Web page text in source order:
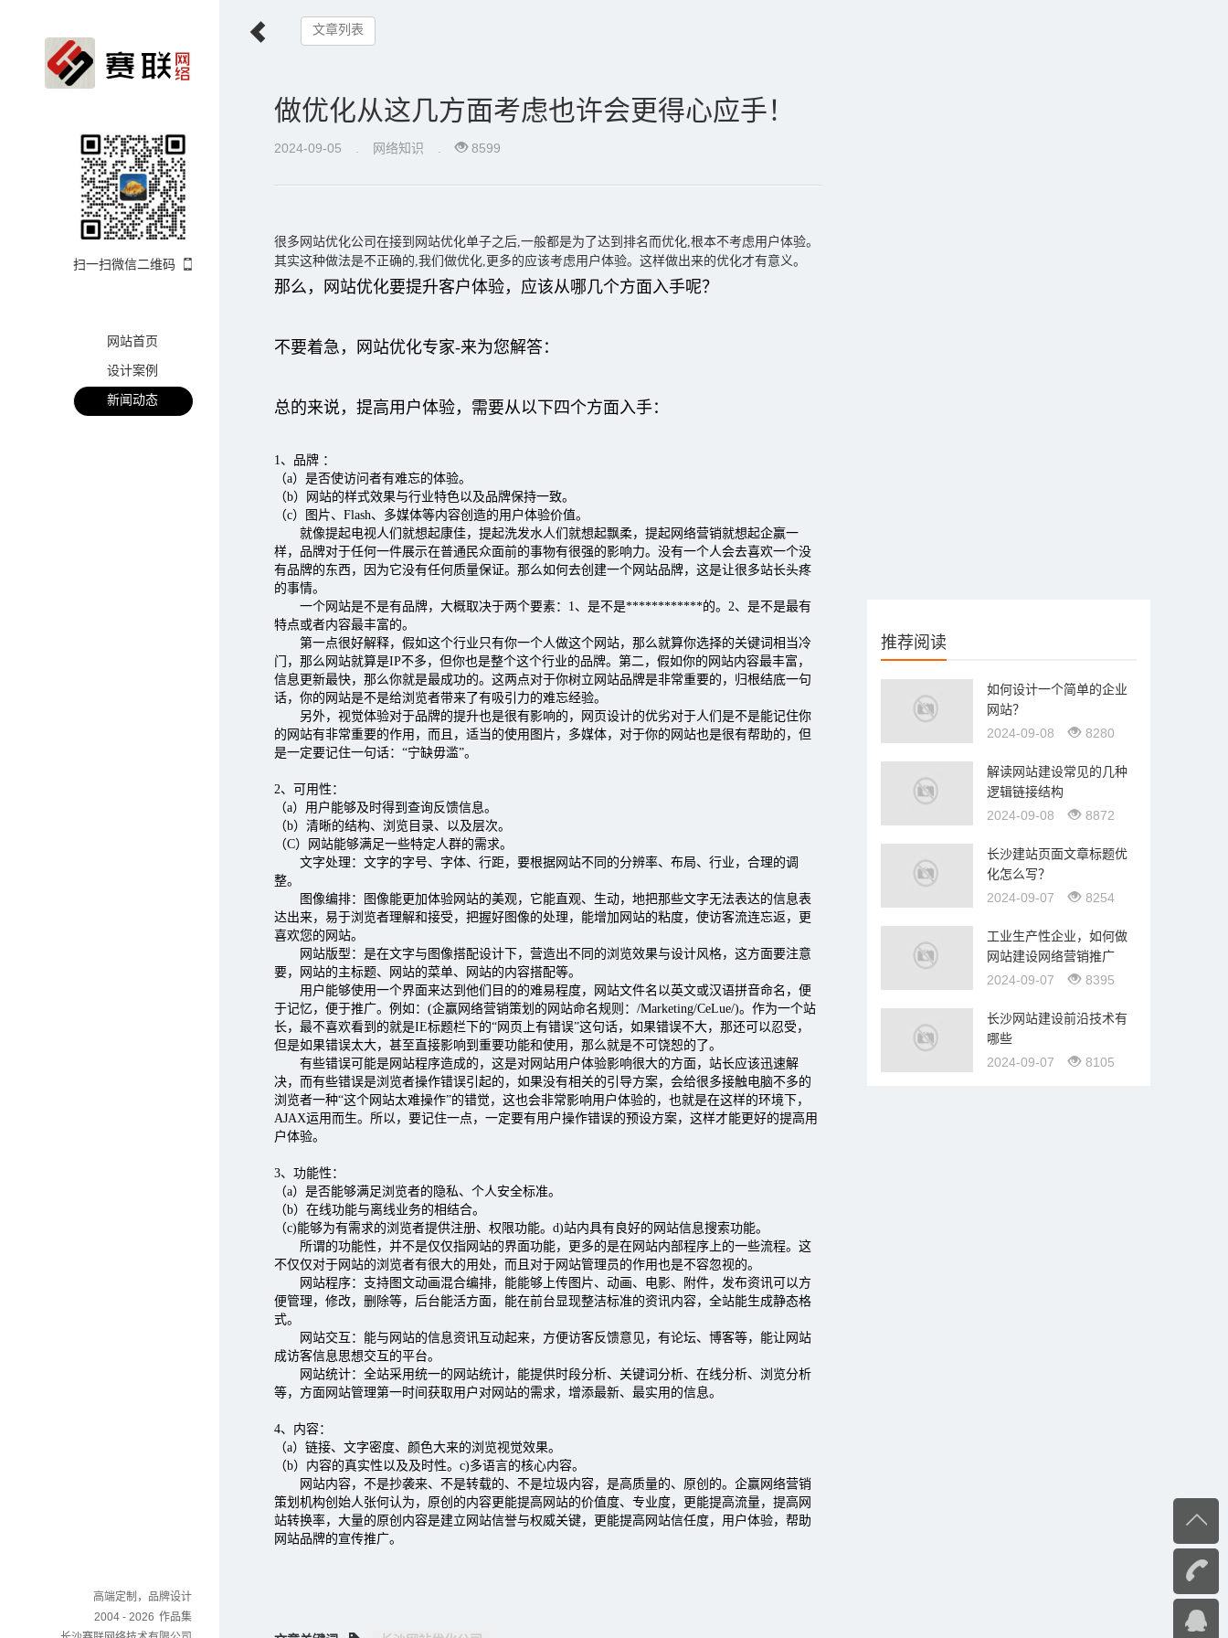
扫一扫微信二维码
网站首页
设计案例
新闻动态
高端定制，品牌设计
2004 - 2026 作品集
文章列表
做优化从这几方面考虑也许会更得心应手！
2024-09-05 网络知识 8599
很多 网站优化公司 在接到网站优化单子之后,一般都是为了达到排名而优化,根本不考虑用户体验。
其实这种做法是不正确的,我们做优化,更多的应该考虑用户体验。这样做出来的优化才有意义。
那么，网站优化要提升客户体验，应该从哪几个方面入手呢？
不要着急，网站优化专家-来为您解答：
总的来说，提高用户体验，需要从以下四个方面入手：
1、品牌 ：
（a）是否使访问者有难忘的体验。
（b）网站的样式效果与行业特色以及品牌保持一致。
（c）图片、Flash、多媒体等内容创造的用户体验价值。
就像提起电视人们就想起康佳，提起洗发水人们就想起飘柔，提起网络营销就想起企赢一
样，品牌对于任何一件展示在普通民众面前的事物有很强的影响力。没有一个人会去喜欢一个没
有品牌的东西，因为它没有任何质量保证。那么如何去创建一个网站品牌，这是让很多站长头疼
的事情。
一个网站是不是有品牌，大概取决于两个要素：1、是不是************的。2、是不是最有
特点或者内容最丰富的。
第一点很好解释，假如这个行业只有你一个人做这个网站，那么就算你选择的关键词相当冷
门，那么网站就算是IP不多，但你也是整个这个行业的品牌。第二，假如你的网站内容最丰富，
信息更新最快，那么你就是最成功的。这两点对于你树立网站品牌是非常重要的，归根结底一句
话，你的网站是不是给浏览者带来了有吸引力的难忘经验。
另外，视觉体验对于品牌的提升也是很有影响的，网页设计的优劣对于人们是不是能记住你
的网站有非常重要的作用，而且，适当的使用图片，多媒体，对于你的网站也是很有帮助的，但
是一定要记住一句话：“宁缺毋滥”。
2、可用性：
（a）用户能够及时得到查询反馈信息。
（b）清晰的结构、浏览目录、以及层次。
（C）网站能够满足一些特定人群的需求。
文字处理：文字的字号、字体、行距，要根据网站不同的分辨率、布局、行业，合理的调
整。
图像编排：图像能更加体验网站的美观，它能直观、生动，地把那些文字无法表达的信息表
达出来，易于浏览者理解和接受，把握好图像的处理，能增加网站的粘度，使访客流连忘返，更
喜欢您的网站。
网站版型：是在文字与图像搭配设计下，营造出不同的浏览效果与设计风格，这方面要注意
要，网站的主标题、网站的菜单、网站的内容搭配等。
用户能够使用一个界面来达到他们目的的难易程度，网站文件名以英文或汉语拼音命名，便
于记忆，便于推广。例如：(企赢网络营销策划的网站命名规则：/Marketing/CeLue/)。作为一个站
长，最不喜欢看到的就是IE标题栏下的“网页上有错误”这句话，如果错误不大，那还可以忍受，
但是如果错误太大，甚至直接影响到重要功能和使用，那么就是不可饶恕的了。
有些错误可能是网站程序造成的，这是对网站用户体验影响很大的方面，站长应该迅速解
决，而有些错误是浏览者操作错误引起的，如果没有相关的引导方案，会给很多接触电脑不多的
浏览者一种“这个网站太难操作”的错觉，这也会非常影响用户体验的，也就是在这样的环境下，
AJAX运用而生。所以，要记住一点，一定要有用户操作错误的预设方案，这样才能更好的提高用
户体验。
3、功能性：
（a）是否能够满足浏览者的隐私、个人安全标准。
（b）在线功能与离线业务的相结合。
（c)能够为有需求的浏览者提供注册、权限功能。d)站内具有良好的网站信息搜索功能。
所谓的功能性，并不是仅仅指网站的界面功能，更多的是在网站内部程序上的一些流程。这
不仅仅对于网站的浏览者有很大的用处，而且对于网站管理员的作用也是不容忽视的。
网站程序：支持图文动画混合编排，能能够上传图片、动画、电影、附件，发布资讯可以方
便管理，修改，删除等，后台能活方面，能在前台显现整洁标准的资讯内容，全站能生成静态格
式。
网站交互：能与网站的信息资讯互动起来，方便访客反馈意见，有论坛、博客等，能让网站
成访客信息思想交互的平台。
网站统计：全站采用统一的网站统计，能提供时段分析、关键词分析、在线分析、浏览分析
等，方面网站管理第一时间获取用户对网站的需求，增添最新、最实用的信息。
4、内容：
（a）链接、文字密度、颜色大来的浏览视觉效果。
（b）内容的真实性以及及时性。c)多语言的核心内容。
网站内容，不是抄袭来、不是转载的、不是垃圾内容，是高质量的、原创的。企赢网络营销
策划机构创始人张何认为，原创的内容更能提高网站的价值度、专业度，更能提高流量，提高网
站转换率，大量的原创内容是建立网站信誉与权威关键，更能提高网站信任度，用户体验，帮助
网站品牌的宣传推广。
推荐阅读
如何设计一个简单的企业
网站？
2024-09-08
8280
解读网站建设常见的几种
逻辑链接结构
2024-09-08
8872
长沙建站页面文章标题优
化怎么写？
2024-09-07
8254
工业生产性企业，如何做
网站建设网络营销推广
2024-09-07
8395
长沙网站建设前沿技术有
哪些
2024-09-07
8105